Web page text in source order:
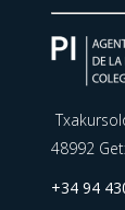
48992
+34 94